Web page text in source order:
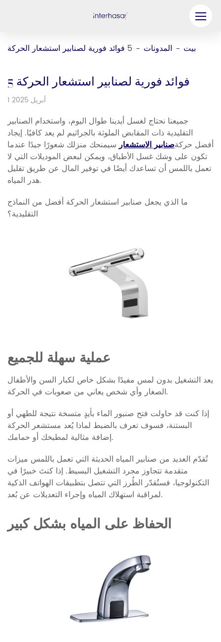
بيت - المدونات - 5 فوائد فورية لصنابير استشعار الحركة
5 فوائد فورية لصنابير استشعار الحركة
1 أبريل 2025
جميعنا نحتاج لغسل أيدينا طوال اليوم، واستخدام الصنابير
التقليدية ذات المقابض الملوثة بالجراثيم لم يعد كافيًا. إيجاد
أفضل حركةصنابير الاستشعارسيمنحك منزلك شعورًا جيدًا عندما
تكون على وشك غسل الأطباق، ويمكن لبعض الموديلات التي لا
تعمل باللمس أن تساعدك أيضًا في توفير المال عن طريق تقليل
هدر المياه.
ما الذي يجعل صنابير استشعار الحركة أفضل من النماذج
التقليدية؟
عملية سهلة للجميع
يعد التشغيل بدون لمس مفيدًا بشكل خاص لكبار السن والأطفال
الصغار وأي شخص يعاني من صعوبات في الحركة.
إذا كنت قد حاولت فتح صنبور الماء بأيدٍ متسخة نتيجة للطهي أو
البستنة، فسوف تعرف بالضبط لماذا يُعد مستشعر الحركة
إضافة مثالية لمطبخك أو حمامك.
تُقدّم العديد من صنابير المياه الحديثة التي تعمل باللمس ميزات
متقدمة تتجاوز مجرد التشغيل البسيط. إذا كنتَ خبيرًا في
التكنولوجيا، فستُقدّر الطُرز التي تتصل بتطبيقات الهواتف الذكية
لمراقبة استهلاك المياه وإجراء التعديلات عن بُعد.
الحفاظ على المياه بشكل كبير
منتج
كن شريكنا
موارد
اتصل بنا